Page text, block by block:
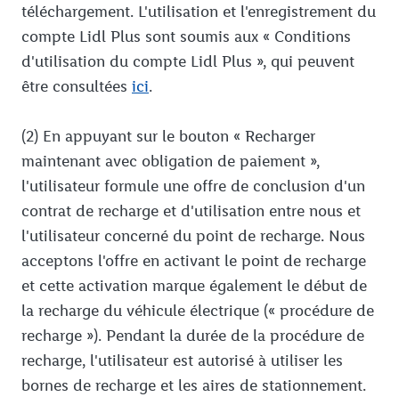
téléchargement. L'utilisation et l'enregistrement du
compte Lidl Plus sont soumis aux « Conditions
d'utilisation du compte Lidl Plus », qui peuvent
être consultées ici.
(2) En appuyant sur le bouton « Recharger
maintenant avec obligation de paiement »,
l'utilisateur formule une offre de conclusion d'un
contrat de recharge et d'utilisation entre nous et
l'utilisateur concerné du point de recharge. Nous
acceptons l'offre en activant le point de recharge
et cette activation marque également le début de
la recharge du véhicule électrique (« procédure de
recharge »). Pendant la durée de la procédure de
recharge, l'utilisateur est autorisé à utiliser les
bornes de recharge et les aires de stationnement.